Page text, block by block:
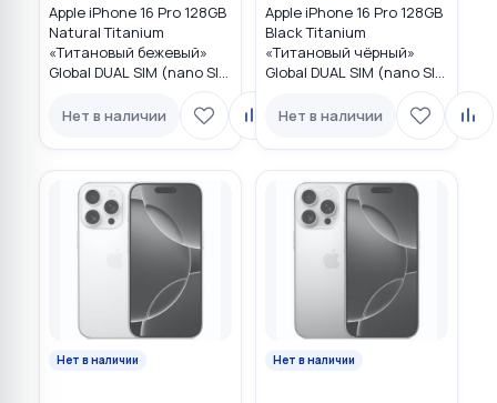
Apple iPhone 16 Pro 128GB
Natural Titanium
«Tитановый бежевый»
Global DUAL SIM (nano SIM
Нет в наличии
Apple iPhone 16 Pro 128GB
Black Titanium
«Титановый чёрный»
Global DUAL SIM (nano SIM
Нет в наличии
Нет в наличии Нет в наличии